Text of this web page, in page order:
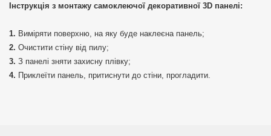
Інструкція з монтажу самоклеючої декоративної 3D панелі:
Виміряти поверхню, на яку буде наклеєна панель;
Очистити стіну від пилу;
З панелі зняти захисну плівку;
Приклеїти панель, притиснути до стіни, прогладити.